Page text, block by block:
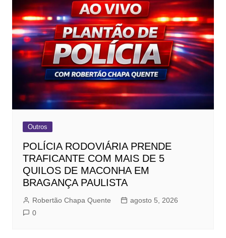
Outros
POLÍCIA RODOVIÁRIA PRENDE
TRAFICANTE COM MAIS DE 5
QUILOS DE MACONHA EM
BRAGANÇA PAULISTA
Robertão Chapa Quente
agosto 5, 2026
0